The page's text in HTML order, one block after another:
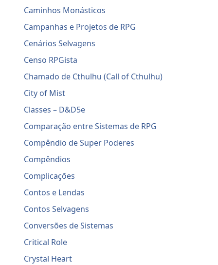
Caminhos Monásticos
Campanhas e Projetos de RPG
Cenários Selvagens
Censo RPGista
Chamado de Cthulhu (Call of Cthulhu)
City of Mist
Classes – D&D5e
Comparação entre Sistemas de RPG
Compêndio de Super Poderes
Compêndios
Complicações
Contos e Lendas
Contos Selvagens
Conversões de Sistemas
Critical Role
Crystal Heart